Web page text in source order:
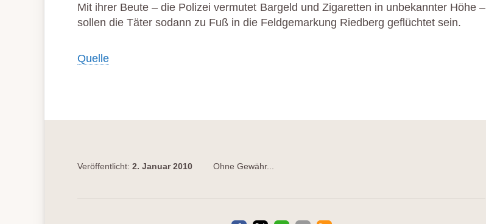
Mit ihrer Beute – die Polizei vermutet Bargeld und Zigaretten in unbekannter Höhe –
sollen die Täter sodann zu Fuß in die Feldgemarkung Riedberg geflüchtet sein.
Quelle
Veröffentlicht: 2. Januar 2010 Ohne Gewähr...